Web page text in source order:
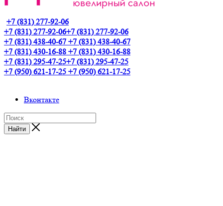
+7 (831) 277-92-06
+7 (831) 277-92-06+7 (831) 277-92-06
+7 (831) 438-40-67 +7 (831) 438-40-67
+7 (831) 430-16-88 +7 (831) 430-16-88
+7 (831) 295-47-25+7 (831) 295-47-25
+7 (950) 621-17-25 +7 (950) 621-17-25
Вконтакте
Найти